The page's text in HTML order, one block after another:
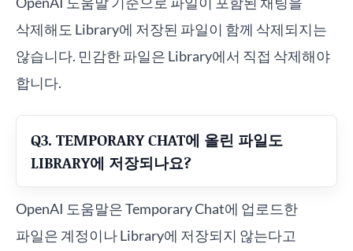
삭제해도 Library에 저장된 파일이 함께 삭제되지는
않습니다. 민감한 파일은 Library에서 직접 삭제해야
합니다.
Q3. TEMPORARY CHAT에 올린 파일도
LIBRARY에 저장되나요?
OpenAI 도움말은 Temporary Chat에 업로드한
파일은 계정이나 Library에 저장되지 않는다고